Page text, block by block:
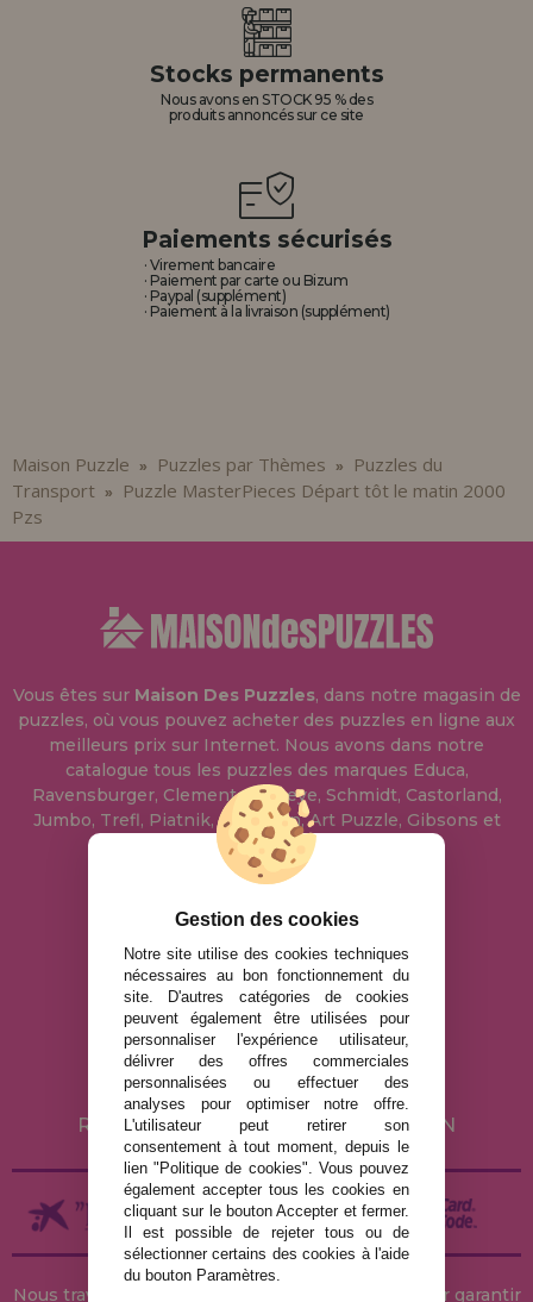
Stocks permanents
Nous avons en STOCK 95 % des
produits annoncés sur ce site
Paiements sécurisés
· Virement bancaire
· Paiement par carte ou Bizum
· Paypal (supplément)
· Paiement à la livraison (supplément)
Maison Puzzle » Puzzles par Thèmes »
Puzzles du
Transport »
Puzzle MasterPieces Départ tôt le matin 2000
Pzs
Vous êtes sur Maison Des Puzzles, dans notre magasin de
puzzles, où vous pouvez acheter des puzzles en ligne aux
meilleurs prix sur Internet. Nous avons dans notre
catalogue tous les puzzles des marques Educa,
Ravensburger, Clementoni, Heye, Schmidt, Castorland,
Jumbo, Trefl, Piatnik, Anatolian, Art Puzzle, Gibsons et
bien d'autres.
info@maisondespuzzles.fr
MENTIONS LÉGALES
POLITIQUE DE CONFIDENTIALITÉ
POLITIQUE DE COOKIES
LIVRAISON ET RETOUR
RETOURS / DROIT DE RÉTRACTATION
Nous travaillons avec des stocks permanents pour garantir
Gestion des cookies
Notre site utilise des cookies techniques
nécessaires au bon fonctionnement du
site. D'autres catégories de cookies
peuvent également être utilisées pour
personnaliser l'expérience utilisateur,
délivrer des offres commerciales
personnalisées ou effectuer des
analyses pour optimiser notre offre.
L'utilisateur peut retirer son
consentement à tout moment, depuis le
lien "Politique de cookies". Vous pouvez
également accepter tous les cookies en
cliquant sur le bouton Accepter et fermer.
Il est possible de rejeter tous ou de
sélectionner certains des cookies à l'aide
du bouton Paramètres.